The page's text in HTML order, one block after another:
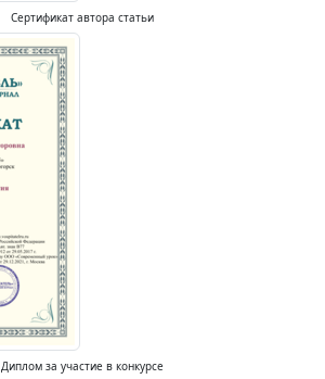
Сертификат автора статьи
Диплом за участие в конкурсе